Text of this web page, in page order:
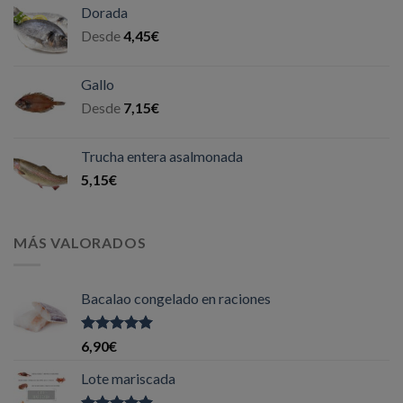
Dorada
Desde4,45€
Gallo
Desde 7,15€
Trucha entera asalmonada
5,15€
MÁS VALORADOS
Bacalao congelado en raciones
Valorado
con
5
6,90€
Lote mariscada